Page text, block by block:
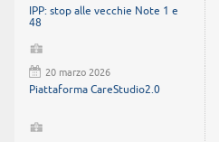
IPP: stop alle vecchie Note 1 e
48
20 marzo 2026
Piattaforma CareStudio2.0